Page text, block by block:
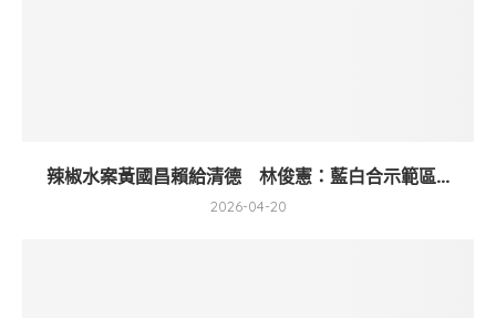
辣椒水案黃國昌賴給清德 林俊憲：藍白合示範區...
2026-04-20